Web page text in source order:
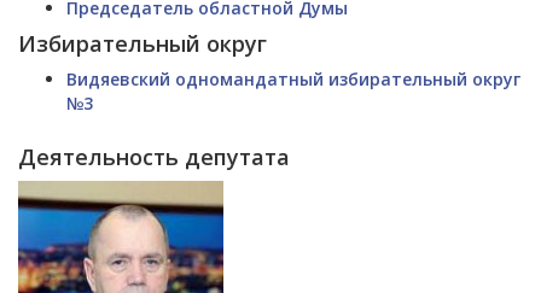
Председатель областной Думы
Избирательный округ
Видяевский одномандатный избирательный округ
№3
Деятельность депутата